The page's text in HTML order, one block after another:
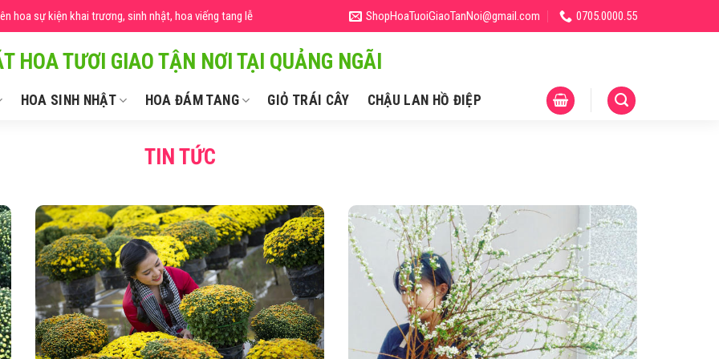
hoa sự kiện khai trương, sinh nhật, hoa viếng tang lễ ShopHoaTuoiGiaoTanNoi@gmail.com 0705.0000.55
HOA TƯƠI GIAO TẬN NƠI TẠI QUẢNG NGÃI
HOA SINH NHẬT HOA ĐÁM TANG GIỎ TRÁI CÂY CHẬU LAN HỒ ĐIỆP
TIN TỨC